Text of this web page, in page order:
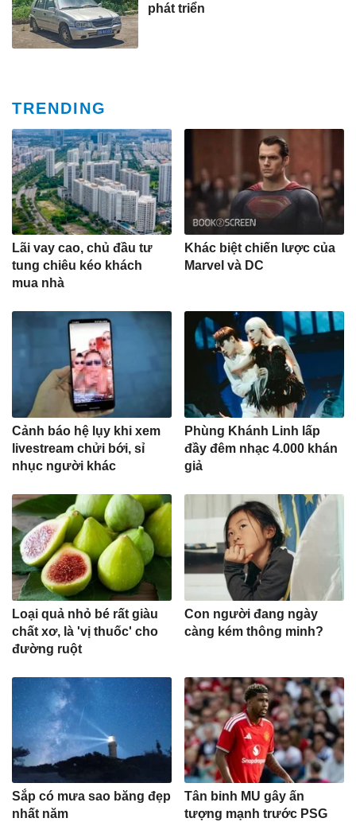
phát triển
TRENDING
Lãi vay cao, chủ đầu tư
tung chiêu kéo khách
mua nhà
Khác biệt chiến lược của
Marvel và DC
Cảnh báo hệ lụy khi xem
livestream chửi bới, sỉ
nhục người khác
Phùng Khánh Linh lấp
đầy đêm nhạc 4.000 khán
giả
Loại quả nhỏ bé rất giàu
chất xơ, là 'vị thuốc' cho
đường ruột
Con người đang ngày
càng kém thông minh?
Sắp có mưa sao băng đẹp
nhất năm
Tân binh MU gây ấn
tượng mạnh trước PSG